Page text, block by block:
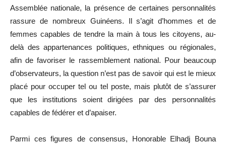
Assemblée nationale, la présence de certaines personnalités
rassure de nombreux Guinéens. Il s’agit d’hommes et de
femmes capables de tendre la main à tous les citoyens, au-
delà des appartenances politiques, ethniques ou régionales,
afin de favoriser le rassemblement national. Pour beaucoup
d’observateurs, la question n’est pas de savoir qui est le mieux
placé pour occuper tel ou tel poste, mais plutôt de s’assurer
que les institutions soient dirigées par des personnalités
capables de fédérer et d’apaiser.
Parmi ces figures de consensus, Honorable Elhadj Bouna